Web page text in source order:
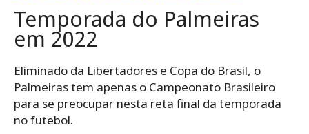
Temporada do Palmeiras
em 2022
Eliminado da Libertadores e Copa do Brasil, o
Palmeiras tem apenas o Campeonato Brasileiro
para se preocupar nesta reta final da temporada
no futebol.